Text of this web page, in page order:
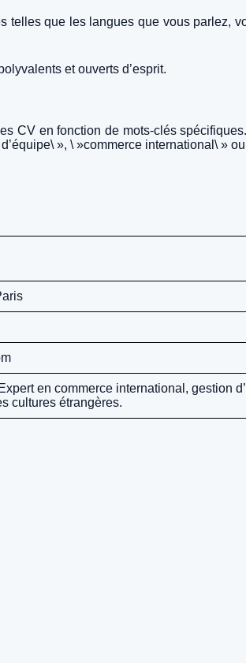
telles que les langues que vous parlez,
et ouverts d’esprit.
CV en fonction de mots-clés
», \ »commerce international\ »
en commerce international, gestion
cultures étrangères.